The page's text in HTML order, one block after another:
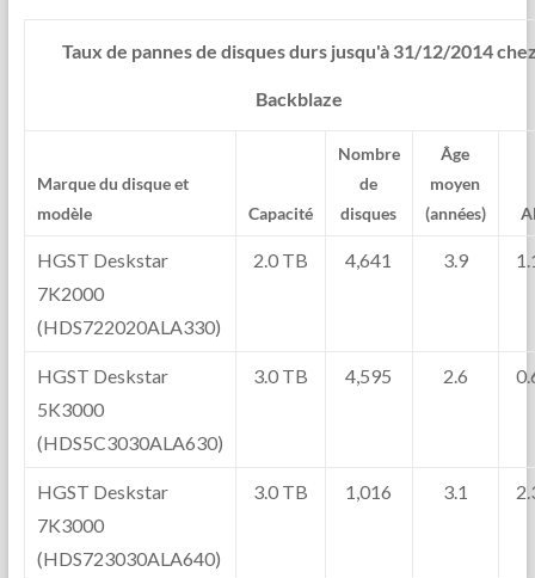
Taux de pannes de disques durs jusqu'à 31/12/2014
Backblaze
Marque du disque et
modèle
Capacité
Nombre
de
disques
Âge
moyen
(années)
HGST Deskstar
7K2000
(HDS722020ALA330)
2.0 TB 4,641 3.9
HGST Deskstar
5K3000
(HDS5C3030ALA630)
3.0 TB 4,595 2.6
HGST Deskstar
7K3000
(HDS723030ALA640)
3.0 TB 1,016 3.1